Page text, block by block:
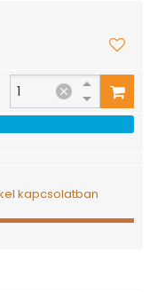
kapcsolatban